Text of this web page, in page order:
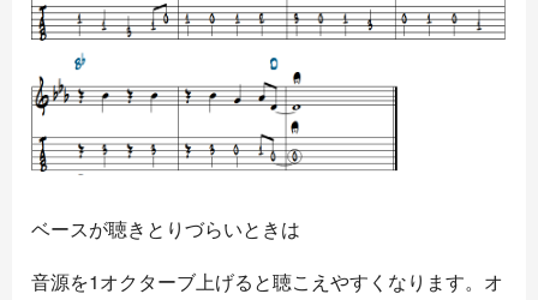
ベースが聴きとりづらいときは
音源を1オクターブ上げると聴こえやすくなります。オ